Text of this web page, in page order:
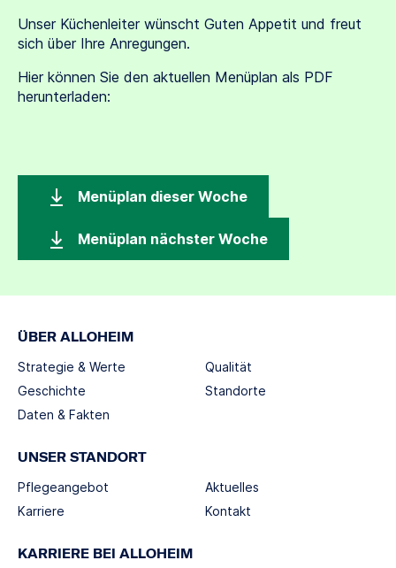
Unser Küchenleiter wünscht Guten Appetit und freut
sich über Ihre Anregungen.
Hier können Sie den aktuellen Menüplan als PDF
herunterladen:
Menüplan dieser Woche
Menüplan nächster Woche
ÜBER ALLOHEIM
Strategie & Werte
Geschichte
Daten & Fakten
Qualität
Standorte
UNSER STANDORT
Pflegeangebot
Karriere
Aktuelles
Kontakt
KARRIERE BEI ALLOHEIM